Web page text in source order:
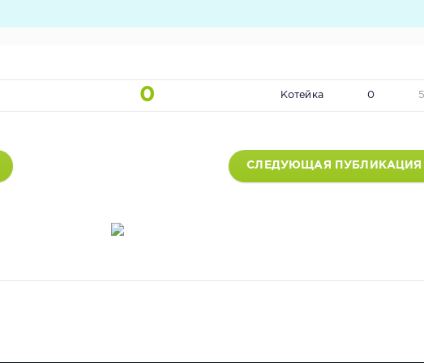
0 Котейка 0
СЛЕДУЮЩАЯ ПУБЛИКАЦИЯ